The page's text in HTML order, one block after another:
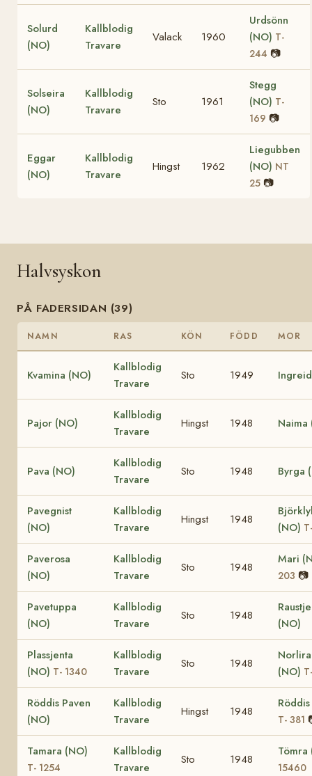
Solurd
(NO)
Kallblodig
Travare
Valack 1960
Urdsönn
(NO) T-
244 📷
Solseira
(NO)
Kallblodig
Travare
Sto 1961
Stegg
(NO) T-
169 📷
Eggar
(NO)
Kallblodig
Travare
Hingst 1962
Liegubben
(NO) NT
25 📷
Halvsyskon
PÅ FADERSIDAN (39)
NAMN RAS KÖN FÖDD MOR
Kvamina (NO)
Kallblodig
Travare
Sto 1949
Pajor (NO)
Kallblodig
Travare
Hingst 1948 Naima
Pava (NO)
Kallblodig
Travare
Sto 1948 Byrga
Pavegnist
(NO)
Kallblodig
Travare
Hingst 1948
(NO)
Paverosa
(NO)
Kallblodig
Travare
Sto 1948
Mari
203 📷
Pavetuppa
(NO)
Kallblodig
Travare
Sto 1948
(NO)
Plassjenta
(NO) T- 1340
Kallblodig
Travare
Sto 1948
(NO)
Röddis Paven
(NO)
Kallblodig
Travare
Hingst 1948
T- 381
Tamara (NO)
T- 1254
Kallblodig
Travare
Sto 1948
15460